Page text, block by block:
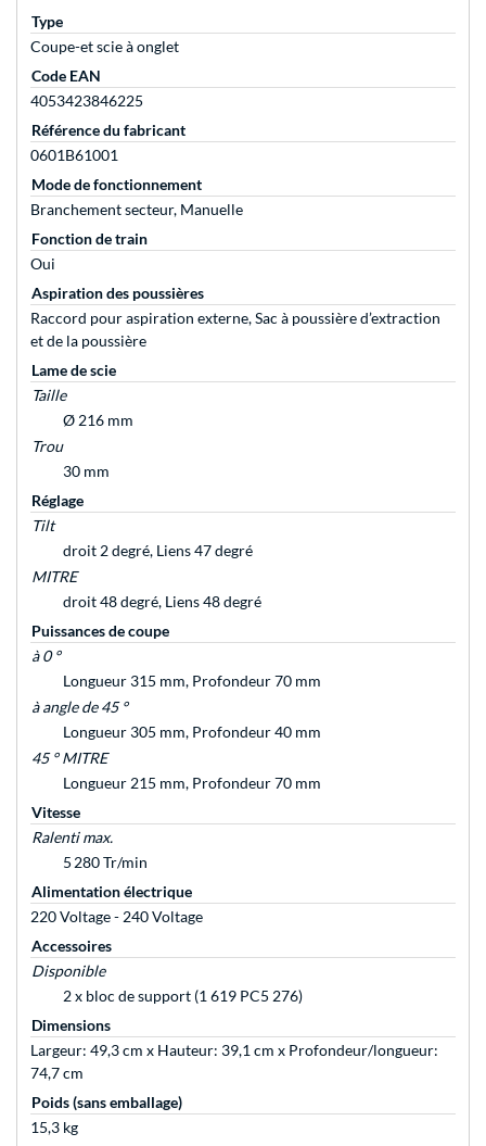
Type
Coupe-et scie à onglet
Code EAN
4053423846225
Référence du fabricant
0601B61001
Mode de fonctionnement
Branchement secteur, Manuelle
Fonction de train
Oui
Aspiration des poussières
Raccord pour aspiration externe, Sac à poussière d’extraction
et de la poussière
Lame de scie
Taille
Ø 216 mm
Trou
30 mm
Réglage
Tilt
droit 2 degré, Liens 47 degré
MITRE
droit 48 degré, Liens 48 degré
Puissances de coupe
à 0 °
Longueur 315 mm, Profondeur 70 mm
à angle de 45 °
Longueur 305 mm, Profondeur 40 mm
45 ° MITRE
Longueur 215 mm, Profondeur 70 mm
Vitesse
Ralenti max.
5 280 Tr/min
Alimentation électrique
220 Voltage - 240 Voltage
Accessoires
Disponible
2 x bloc de support (1 619 PC5 276)
Dimensions
Largeur: 49,3 cm x Hauteur: 39,1 cm x Profondeur/longueur:
74,7 cm
Poids (sans emballage)
15,3 kg